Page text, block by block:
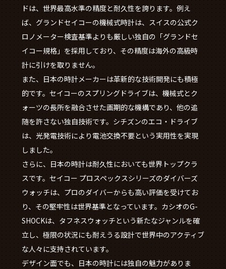
ドは、世界最高水準の精度と耐久性を誇ります。例え
ば、グランドセイコーの機械式時計は、スイスの公式ク
ロノメーター検査基準よりも厳しい独自の「グランドセ
イコー規格」を採用しており、その精度は海外の高級時
計に引けを取りません。
また、日本の時計メーカーは革新的な技術開発にも積極
的です。セイコーのスプリングドライブは、機械式とク
ォーツの長所を融合させた画期的な機構であり、他の追
随を許さない独自技術です。シチズンのエコ・ドライブ
は、光発電技術により電池交換不要という実用性を実現
しました。
さらに、日本の時計は耐久性においても世界トップクラ
スです。セイコー プロスペックスシリーズのダイバーズ
ウォッチは、プロのダイバーからも高い評価を受けてお
り、その堅牢性は世界基準となっています。カシオのG-
SHOCKは、タフネスウォッチという新たなジャンルを確
立し、極限の状況にも耐えうる設計で世界中のアクティブ
な人々に支持されています。
デザイン面でも、日本の時計には独自の魅力がありま